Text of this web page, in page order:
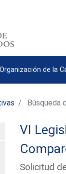
Organización de la
Búsqueda
VI
Solicitud